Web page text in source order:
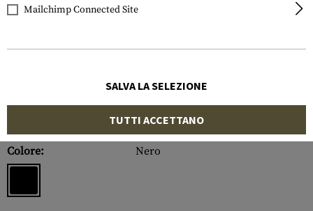
Colore:
Nero
Mailchimp Connected Site
SALVA LA SELEZIONE
TUTTI ACCETTANO